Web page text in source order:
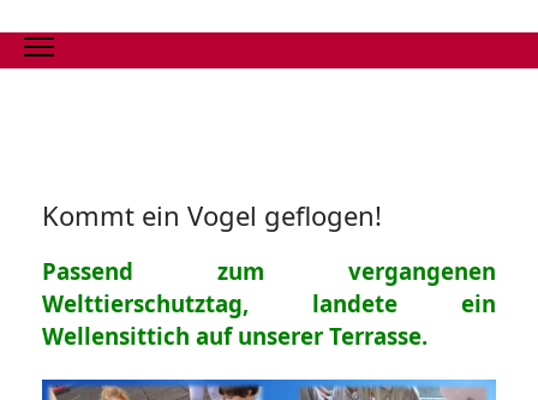
Kommt ein Vogel geflogen!
Passend zum vergangenen
Welttierschutztag, landete ein
Wellensittich auf unserer Terrasse.